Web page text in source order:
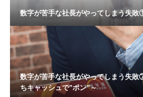
数字が苦手な社長がやってしまう失
数字が苦手な社長がやってしまう失
ちキャッシュで”ポン”～